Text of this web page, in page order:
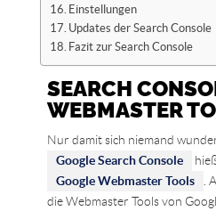
Einstellungen
Updates der Search Console
Fazit zur Search Console
SEARCH
WEBMASTER
Nur damit sich niemand
Google Search Console
Google Webmaster Tools
.
die Webmaster Tools von